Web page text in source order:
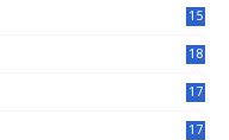
15
18
17
17